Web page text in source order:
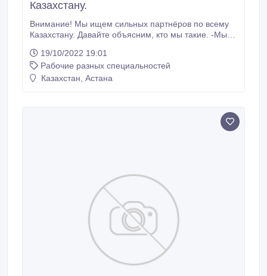
Казахстану.
Внимание! Мы ищем сильных партнёров по всему
Казахстану. Давайте объясним, кто мы такие. -Мы
была основана в Стамбуле 8 лет назад. -У нас
более 600.000 дистрибьюторов по всему миру от
Индонезии до Мексики. -Мы открыли наш
19/10/2022 19:01
Рабочие разных специальностей
Казахстан, Астана